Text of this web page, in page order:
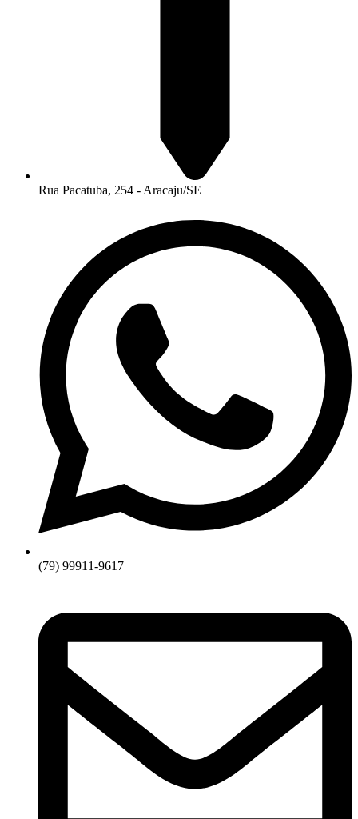
Rua Pacatuba, 254 - Aracaju/SE
(79) 99911-9617